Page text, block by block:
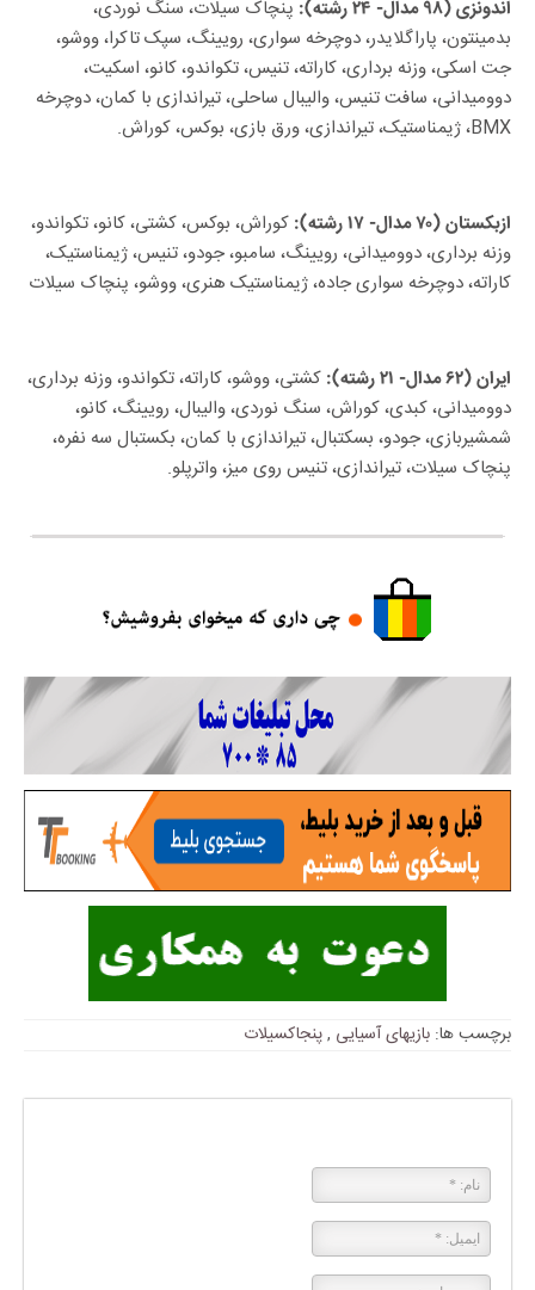
اندونزی (۹۸ مدال- ۲۴ رشته):
پنچاک سیلات، سنگ نوردی،
بدمینتون، پاراگلایدر، دوچرخه سواری، رویینگ، سپک تاکرا، ووشو،
جت اسکی، وزنه برداری، کاراته، تنیس، تکواندو، کانو، اسکیت،
دوومیدانی، سافت تنیس، والیبال ساحلی، تیراندازی با کمان، دوچرخه
BMX، ژیمناستیک، تیراندازی، ورق بازی، بوکس، کوراش.
ازبکستان (۷۰ مدال- ۱۷ رشته):
کوراش، بوکس، کشتی، کانو، تکواندو،
وزنه برداری، دوومیدانی، رویینگ، سامبو، جودو، تنیس، ژیمناستیک،
کاراته، دوچرخه سواری جاده، ژیمناستیک هنری، ووشو، پنچاک سیلات
ایران (۶۲ مدال- ۲۱ رشته):
کشتی، ووشو، کاراته، تکواندو، وزنه برداری،
دوومیدانی، کبدی، کوراش، سنگ نوردی، والیبال، رویینگ، کانو،
شمشیربازی، جودو، بسکتبال، تیراندازی با کمان، بکستبال سه نفره،
پنچاک سیلات، تیراندازی، تنیس روی میز، واترپلو.
برچسب ها: بازیهای آسیایی ,پنجاکسیلات